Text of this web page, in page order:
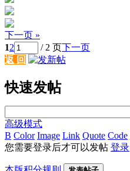
下一页 »
12 / 2 页下一页
返 回
快速发帖
高级模式
B Color Image Link Quote Code
您需要登录后才可以发帖 登录